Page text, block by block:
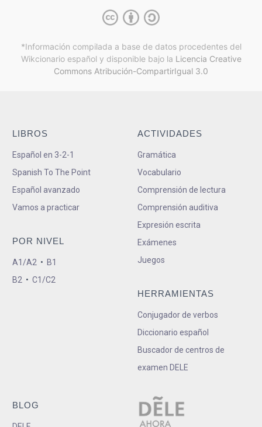
*Información compilada a base de datos procedentes del
Wikcionario español y disponible bajo la Licencia Creative
Commons Atribución-CompartirIgual 3.0
LIBROS
Español en 3-2-1
Spanish To The Point
Español avanzado
Vamos a practicar
POR NIVEL
A1/A2 • B1
B2 • C1/C2
ACTIVIDADES
Gramática
Vocabulario
Comprensión de lectura
Comprensión auditiva
Expresión escrita
Exámenes
Juegos
HERRAMIENTAS
Conjugador de verbos
Diccionario español
Buscador de centros de
examen DELE
BLOG